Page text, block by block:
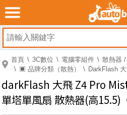
首頁 3C數位 電腦零組件
散熱器
▣ 品牌分類（散熱）
DarkFlash
darkFlash 大飛 Z4 Pro
單塔單風扇 散熱器(高15.5)